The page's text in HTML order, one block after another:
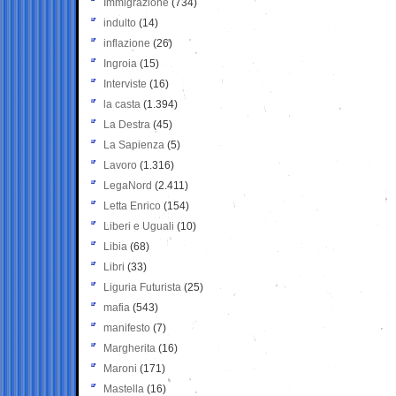
Immigrazione (734)
indulto (14)
inflazione (26)
Ingroia (15)
Interviste (16)
la casta (1.394)
La Destra (45)
La Sapienza (5)
Lavoro (1.316)
LegaNord (2.411)
Letta Enrico (154)
Liberi e Uguali (10)
Libia (68)
Libri (33)
Liguria Futurista (25)
mafia (543)
manifesto (7)
Margherita (16)
Maroni (171)
Mastella (16)